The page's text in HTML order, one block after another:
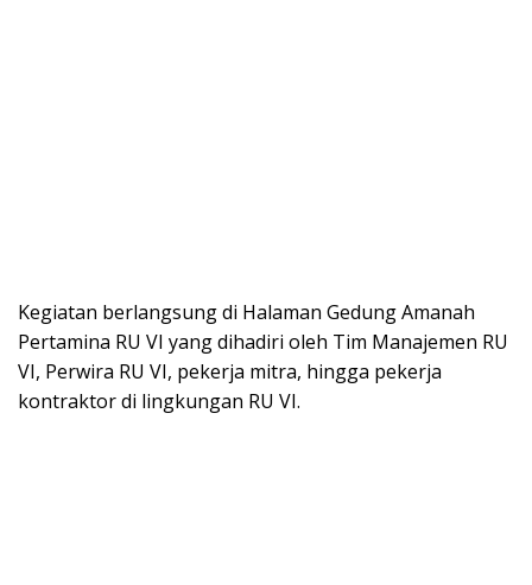
Kegiatan berlangsung di Halaman Gedung Amanah
Pertamina RU VI yang dihadiri oleh Tim Manajemen RU
VI, Perwira RU VI, pekerja mitra, hingga pekerja
kontraktor di lingkungan RU VI.